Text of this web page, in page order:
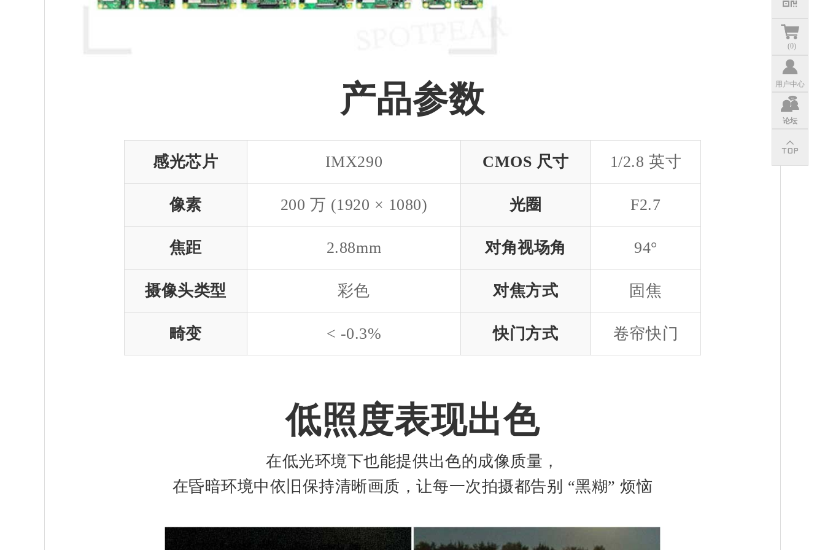
(0)
用户中心
论坛
产品参数
感光芯片 IMX290 CMOS 尺寸 1/2.8 英寸
像素 200 万 (1920 × 1080) 光圈 F2.7
焦距 2.88mm 对角视场角 94°
摄像头类型 彩色 对焦方式 固焦
畸变 < -0.3% 快门方式 卷帘快门
低照度表现出色
在低光环境下也能提供出色的成像质量，
在昏暗环境中依旧保持清晰画质，让每一次拍摄都告别 “黑糊” 烦恼